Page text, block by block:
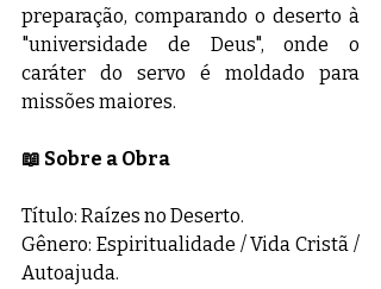
preparação, comparando o deserto à
"universidade de Deus", onde o
caráter do servo é moldado para
missões maiores.
📖 Sobre a Obra
Título: Raízes no Deserto.
Gênero: Espiritualidade / Vida Cristã /
Autoajuda.